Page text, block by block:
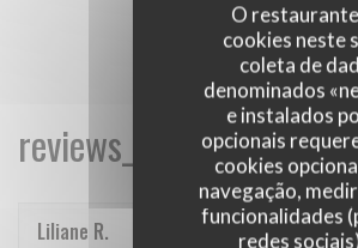
O
cookies neste
coleta de
denominados
e instalados
opcionais
cookies
navegação,
funcionalidades
redes
Liliane R